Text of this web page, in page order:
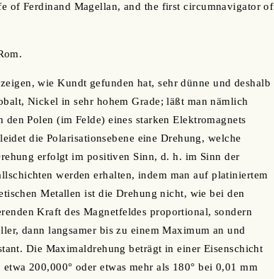
of Ferdinand Magellan, and the first circumnavigator of
zeigen, wie Kundt gefunden hat, sehr dünne und deshalb
Nickel in sehr hohem Grade; läßt man nämlich
Polen (im Felde) eines starken Elektromagnets
die Polarisationsebene eine Drehung, welche
erfolgt im positiven Sinn, d. h. im Sinn der
werden erhalten, indem man auf platiniertem
Metallen ist die Drehung nicht, wie bei den
Kraft des Magnetfeldes proportional, sondern
dann langsamer bis zu einem Maximum an und
Die Maximaldrehung beträgt in einer Eisenschicht
200,000° oder etwas mehr als 180° bei 0,01 mm